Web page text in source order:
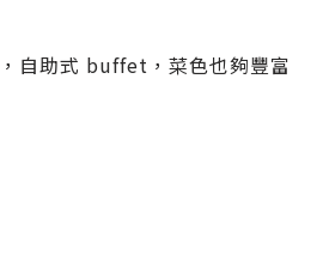
自助式 buffet，菜色也夠豐富